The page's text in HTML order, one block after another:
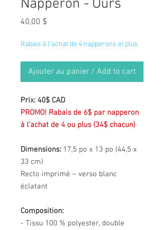
Napperon - Ours
40,00 $
Rabais à l'achat de 4 napperons et plus
Ajouter au panier / Add to cart
Prix: 40$ CAD
PROMO! Rabais de 6$ par napperon
à l’achat de 4 ou plus (34$ chacun)
Dimensions: 17,5 po x 13 po (44,5 x
33 cm)
Recto imprimé – verso blanc
éclatant
Composition:
- Tissu 100 % polyester, double